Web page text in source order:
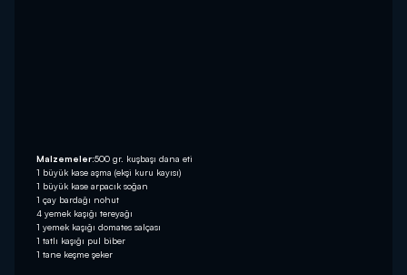
Malzemeler:500 gr. kuşbaşı dana eti
1 büyük kase aşma (ekşi kuru kayısı)
1 büyük kase arpacık soğan
1 çay bardağı nohut
4 yemek kaşığı tereyağı
1 yemek kaşığı domates salçası
1 tatlı kaşığı pul biber
1 tane keşme şeker